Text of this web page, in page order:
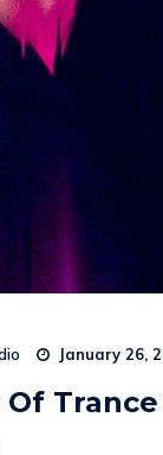
January 26,
Of